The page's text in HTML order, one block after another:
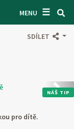
MENU ☰
SDÍLET
Další
NÁŠ TIP
pro dítě.